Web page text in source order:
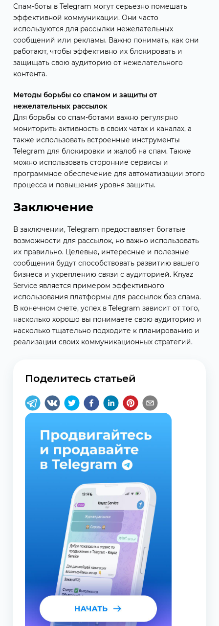
Спам-боты в Telegram могут серьезно помешать
эффективной коммуникации. Они часто
используются для рассылки нежелательных
сообщений или рекламы. Важно понимать, как они
работают, чтобы эффективно их блокировать и
защищать свою аудиторию от нежелательного
контента.
Методы борьбы со спамом и защиты от
нежелательных рассылок
Для борьбы со спам-ботами важно регулярно
мониторить активность в своих чатах и каналах, а
также использовать встроенные инструменты
Telegram для блокировки и жалоб на спам. Также
можно использовать сторонние сервисы и
программное обеспечение для автоматизации этого
процесса и повышения уровня защиты.
Заключение
В заключении, Telegram предоставляет богатые
возможности для рассылок, но важно использовать
их правильно. Целевые, интересные и полезные
сообщения будут способствовать развитию вашего
бизнеса и укреплению связи с аудиторией. Knyaz
Service является примером эффективного
использования платформы для рассылок без спама.
В конечном счете, успех в Telegram зависит от того,
насколько хорошо вы понимаете свою аудиторию и
насколько тщательно подходите к планированию и
реализации своих коммуникационных стратегий.
Поделитесь статьей